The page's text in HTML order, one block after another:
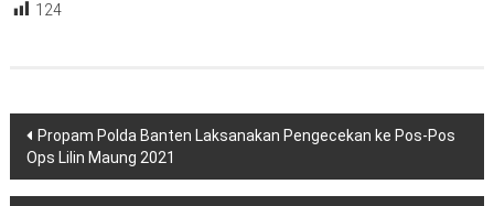
124
Navigasi
pos
Propam Polda Banten Laksanakan Pengecekan ke Pos-Pos
Ops Lilin Maung 2021